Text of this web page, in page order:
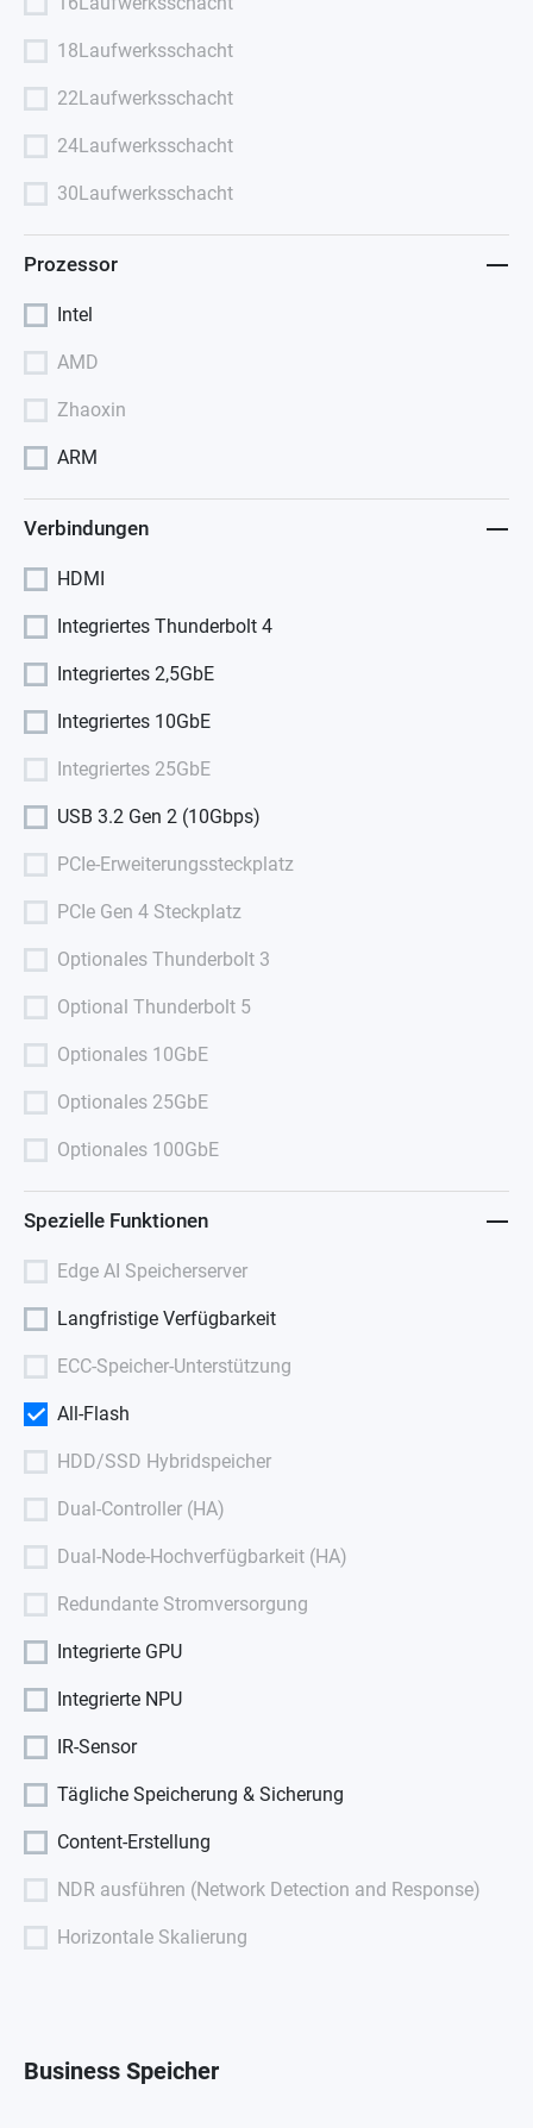
18Laufwerksschacht
22Laufwerksschacht
24Laufwerksschacht
30Laufwerksschacht
Prozessor
Intel
AMD
Zhaoxin
ARM
Verbindungen
HDMI
Integriertes Thunderbolt 4
Integriertes 2,5GbE
Integriertes 10GbE
Integriertes 25GbE
USB 3.2 Gen 2 (10Gbps)
PCIe-Erweiterungssteckplatz
PCIe Gen 4 Steckplatz
Optionales Thunderbolt 3
Optional Thunderbolt 5
Optionales 10GbE
Optionales 25GbE
Optionales 100GbE
Spezielle Funktionen
Edge AI Speicherserver
Langfristige Verfügbarkeit
ECC-Speicher-Unterstützung
All-Flash
HDD/SSD Hybridspeicher
Dual-Controller (HA)
Dual-Node-Hochverfügbarkeit (HA)
Redundante Stromversorgung
Integrierte GPU
Integrierte NPU
IR-Sensor
Tägliche Speicherung & Sicherung
Content-Erstellung
NDR ausführen (Network Detection and Response)
Horizontale Skalierung
Business Speicher